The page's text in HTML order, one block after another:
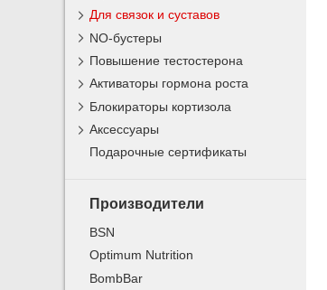
Для связок и суставов
NO-бустеры
Повышение тестостерона
Активаторы гормона роста
Блокираторы кортизола
Аксессуары
Подарочные сертификаты
Производители
BSN
Optimum Nutrition
BombBar